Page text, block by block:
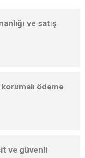
ve satış
ödeme
ve güvenli